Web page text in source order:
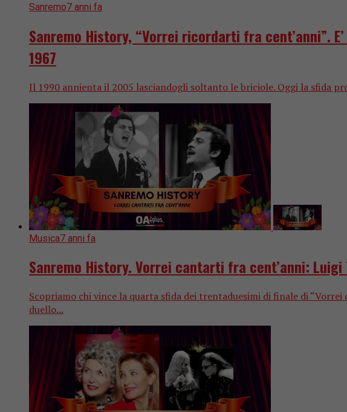
Sanremo7 anni fa
Sanremo History, “Vorrei ricordarti fra cent’anni”.
1967
Il 1990 annienta il 2005 lasciandogli soltanto le briciole. Oggi la sfida
Musica7 anni fa
Sanremo History. Vorrei cantarti fra cent’anni:
Scopriamo chi vince la quarta sfida dei trentaduesimi di finale di
duello...